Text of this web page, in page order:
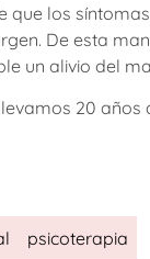
que los
De esta
un alivio del
20
psicoterapia